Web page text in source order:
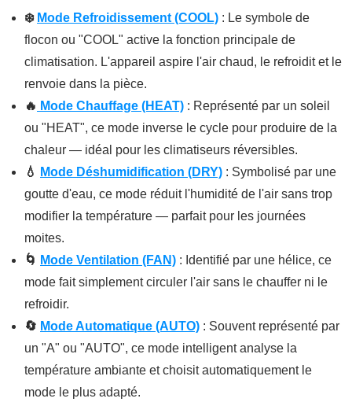
❄️ Mode Refroidissement (COOL) : Le symbole de
flocon ou "COOL" active la fonction principale de
climatisation. L'appareil aspire l'air chaud, le refroidit et le
renvoie dans la pièce.
🔥 Mode Chauffage (HEAT) : Représenté par un soleil
ou "HEAT", ce mode inverse le cycle pour produire de la
chaleur — idéal pour les climatiseurs réversibles.
💧
Mode Déshumidification (DRY) : Symbolisé par une
goutte d'eau, ce mode réduit l'humidité de l'air sans trop
modifier la température — parfait pour les journées
moites.
🌀 Mode Ventilation (FAN) : Identifié par une hélice, ce
mode fait simplement circuler l'air sans le chauffer ni le
refroidir.
🔄 Mode Automatique (AUTO) : Souvent représenté par
un "A" ou "AUTO", ce mode intelligent analyse la
température ambiante et choisit automatiquement le
mode le plus adapté.